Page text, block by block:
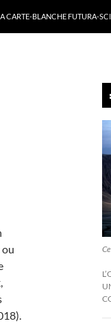
CARTE-BLANCHE FUTURA-
ou